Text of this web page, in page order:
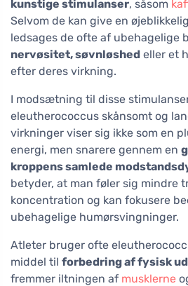
kunstige stimulanser, såsom
Selvom de kan give en
ledsages de ofte af ubehagelige
nervøsitet, søvnløshed eller et
efter deres virkning.
I modsætning til disse
eleutherococcus skånsomt og
virkninger viser sig ikke som en
energi, men snarere gennem en
kroppens samlede
betyder, at man føler sig mindre
koncentration og kan fokusere
ubehagelige humørsvingninger.
Atleter bruger ofte
middel til forbedring af fysisk
fremmer iltningen af musklerne